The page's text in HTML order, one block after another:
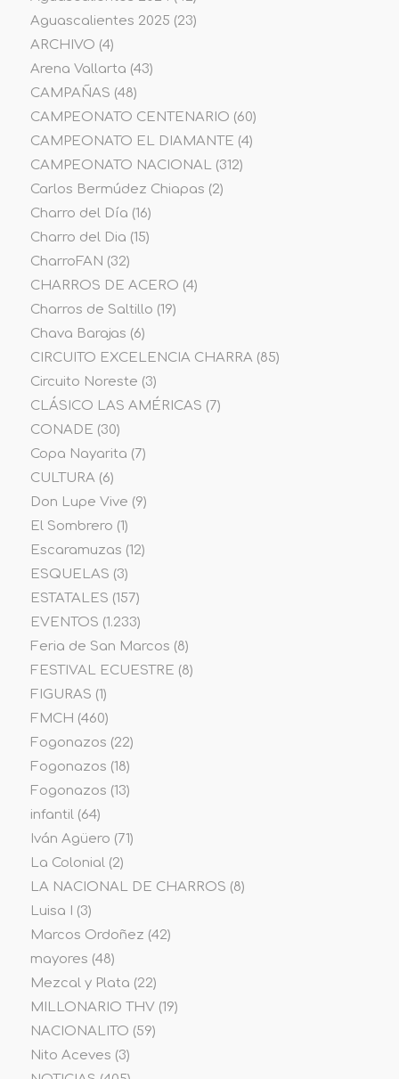
Aguascalientes 2025 (23)
ARCHIVO (4)
Arena Vallarta (43)
CAMPAÑAS (48)
CAMPEONATO CENTENARIO (60)
CAMPEONATO EL DIAMANTE (4)
CAMPEONATO NACIONAL(312)
Carlos Bermúdez Chiapas (2)
Charro del Día (16)
Charro del Dia (15)
CharroFAN (32)
CHARROS DE ACERO (4)
Charros de Saltillo (19)
Chava Barajas (6)
CIRCUITO EXCELENCIA CHARRA(85)
Circuito Noreste (3)
CLÁSICO LAS AMÉRICAS (7)
CONADE (30)
Copa Nayarita (7)
CULTURA(6)
Don Lupe Vive (9)
El Sombrero (1)
Escaramuzas (12)
ESQUELAS (3)
ESTATALES (157)
EVENTOS (1.233)
Feria de San Marcos (8)
FESTIVAL ECUESTRE (8)
FIGURAS (1)
FMCH (460)
Fogonazos (22)
Fogonazos (18)
Fogonazos (13)
infantil(64)
Iván Agüero (71)
La Colonial(2)
LA NACIONAL DE CHARROS (8)
Luisa I
(3)
Marcos Ordoñez (42)
mayores (48)
Mezcal y Plata (22)
MILLONARIO THV(19)
NACIONALITO (59)
Nito Aceves (3)